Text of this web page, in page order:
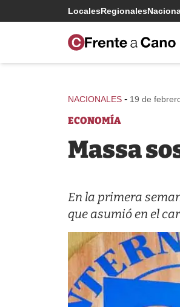
LocalesRegionales
NACIONALES - 19 de
ECONOMÍA
Massa
En la primera
que asumió en el